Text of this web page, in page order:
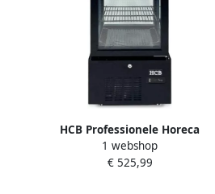
HCB Professionele Horeca
Gebaksvitrine 92 liter zwart 230V
Koelvitrine 39.8x43.4x115.4 cm
1 webshop
€ 525,99